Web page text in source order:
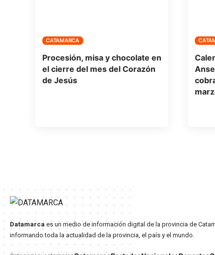
CATAMARCA
Procesión, misa y chocolate en
el cierre del mes del Corazón
de Jesús
Datamarca es un medio de información digital de la provincia de
informando toda la actualidad de la provincia, el país y el mundo.